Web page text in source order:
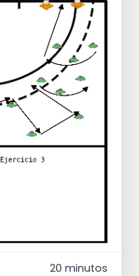
20 minutos